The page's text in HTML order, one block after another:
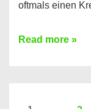
oftmals einen
Brauchen
Read more »